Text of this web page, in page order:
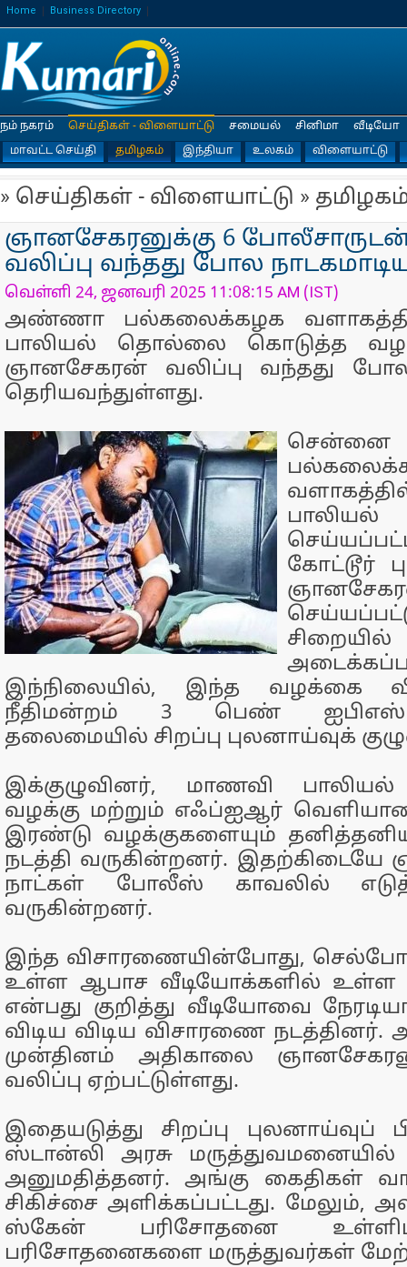
Home Business Directory
நம் நகரம்
செய்திகள் - விளையாட்டு
மாவட்ட செய்தி
தமிழகம் இந்தியா உலகம் விளையாட்டு
சமையல் சினிமா வீடியோ
» செய்திகள் - விளையாட்டு »
ஞானசேகரனுக்கு 6
வலிப்பு வந்தது போல
வெள்ளி 24, ஜனவரி 2025 11:08:15 AM (IST)
அண்ணா பல்கலைக்கழக
பாலியல் தொல்லை கொடுத்த
ஞானசேகரன் வலிப்பு வந்தது போல
தெரியவந்துள்ளது.
கோட்டூர்
சிறையில்
இந்நிலையில், இந்த வழக்கை
நீதிமன்றம் 3 பெண் ஐபிஎஸ்
தலைமையில் சிறப்பு புலனாய்வுக்
இக்குழுவினர், மாணவி
வழக்கு மற்றும் எஃப்ஐஆர்
இரண்டு வழக்குகளையும்
நடத்தி வருகின்றனர்.
நாட்கள் போலீஸ் காவலில்
வருகின்றனர்.
இந்த விசாரணையின்போது,
உள்ள ஆபாச வீடியோக்களில் உள்ள
என்பது குறித்து வீடியோவை
விடிய விடிய விசாரணை நடத்தினர்.
முன்தினம் அதிகாலை
வலிப்பு ஏற்பட்டுள்ளது.
இதையடுத்து சிறப்பு புலனாய்வுப்
ஸ்டான்லி அரசு
அனுமதித்தனர். அங்கு கைதிகள்
சிகிச்சை அளிக்கப்பட்டது. மேலும்,
ஸ்கேன் பரிசோதனை
பரிசோதனைகளை மருத்துவர்கள்